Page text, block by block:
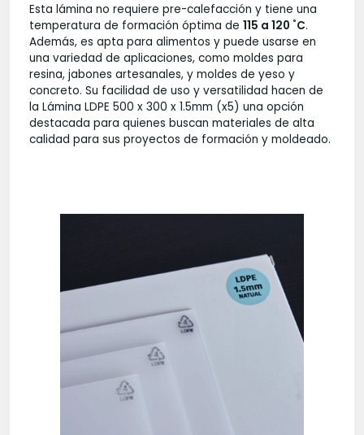
Esta lámina no requiere pre-calefacción y tiene una
temperatura de formación óptima de 115 a 120 ˚C.
Además, es apta para alimentos y puede usarse en
una variedad de aplicaciones, como moldes para
resina, jabones artesanales, y moldes de yeso y
concreto. Su facilidad de uso y versatilidad hacen de
la Lámina LDPE 500 x 300 x 1.5mm (x5) una opción
destacada para quienes buscan materiales de alta
calidad para sus proyectos de formación y moldeado.